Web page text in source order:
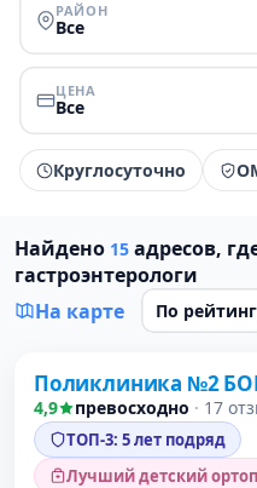
РАЙОН
Все
ЦЕНА
Все
Круглосуточно
Найдено 15 адресов,
гастроэнтерологи
На карте
1
Поликлиника №2
4,9 превосходно · 17
ТОП-3: 5 лет подряд
Лучший детский